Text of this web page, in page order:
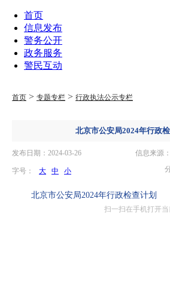
首页
信息发布
警务公开
政务服务
警民互动
首页 > 专题专栏 > 行政执法公示专栏
北京市公安局2024年行政
发布日期：2024-03-26 信息来源
字号： 大 中 小
北京市公安局2024年行政检查计划
扫一扫在手机打开当